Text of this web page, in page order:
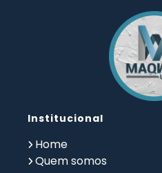
Compra e Venda de Máquinas
Dobradeira de Chapa
Dobradeira de Chapas
Dobradeira Hidráulica Usada
Empresa de Compra de
Empresa de Maquinas e
Empresa de Venda de
Institucional
Home
Quem somos